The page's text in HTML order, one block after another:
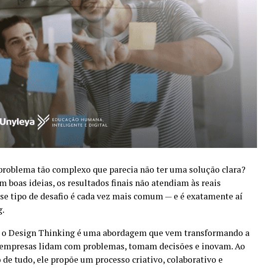
tão complexo que parecia não ter uma solução clara?
boas ideias, os resultados finais não atendiam às reais
tipo de desafio é cada vez mais comum — e é exatamente aí
Design Thinking é uma abordagem que vem transformando a
lidam com problemas, tomam decisões e inovam. Ao
de tudo, ele propõe um processo criativo, colaborativo e